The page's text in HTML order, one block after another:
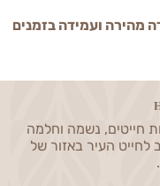
מהירה ועמידה בזמנים
חייטים, נשמה וחלמה
העיר באזור של